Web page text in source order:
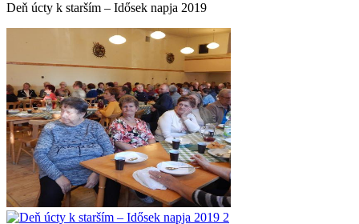
Deň úcty k starším – Idősek napja 2019